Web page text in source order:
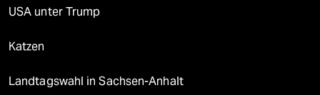
USA unter Trump
Katzen
Landtagswahl in Sachsen-Anhalt